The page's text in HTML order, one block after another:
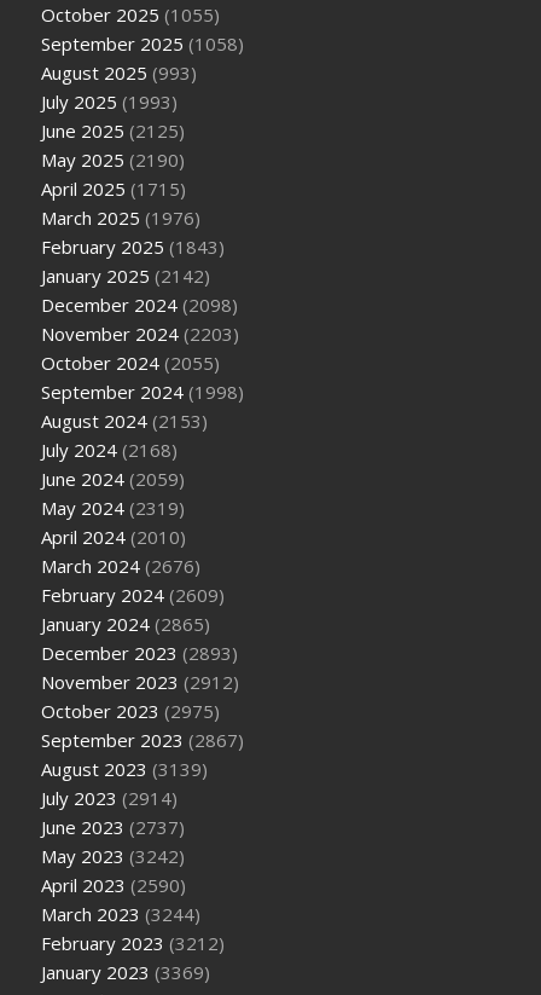
October 2025 (1055)
September 2025 (1058)
August 2025 (993)
July 2025 (1993)
June 2025 (2125)
May 2025 (2190)
April 2025 (1715)
March 2025 (1976)
February 2025 (1843)
January 2025 (2142)
December 2024 (2098)
November 2024 (2203)
October 2024 (2055)
September 2024 (1998)
August 2024 (2153)
July 2024 (2168)
June 2024 (2059)
May 2024 (2319)
April 2024 (2010)
March 2024 (2676)
February 2024 (2609)
January 2024 (2865)
December 2023 (2893)
November 2023 (2912)
October 2023 (2975)
September 2023 (2867)
August 2023 (3139)
July 2023 (2914)
June 2023 (2737)
May 2023 (3242)
April 2023 (2590)
March 2023 (3244)
February 2023 (3212)
January 2023 (3369)